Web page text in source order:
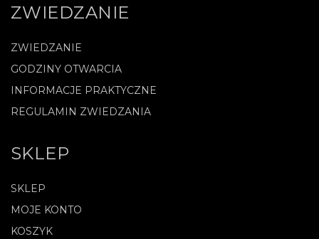
ZWIEDZANIE
ZWIEDZANIE
GODZINY OTWARCIA
INFORMACJE PRAKTYCZNE
REGULAMIN ZWIEDZANIA
SKLEP
SKLEP
MOJE KONTO
KOSZYK